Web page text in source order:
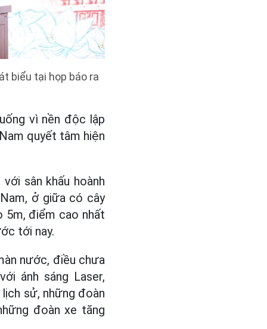
biểu tại họp báo ra
vì nền độc lập
quyết tâm hiện
sân khấu hoành
ở giữa có cây
5m, điểm cao nhất
tới nay.
nước, điều chưa
ánh sáng Laser,
sử, những đoàn
đoàn xe tăng